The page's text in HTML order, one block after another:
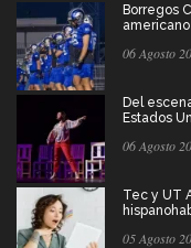
Borregos
americano
06 Agosto
Del
Estados
06 Agosto
Tec y UT
05 Agosto